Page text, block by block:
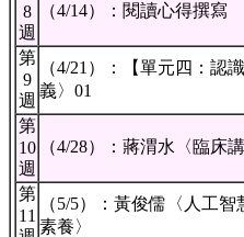
8
週
（4/14）：閱讀心得撰寫
第
9
週
（4/21）：【單元四：認
義〉01
第
10
週
（4/28）：蔣渭水〈臨床
第
11
（5/5）：黃俊儒〈人工
素養〉